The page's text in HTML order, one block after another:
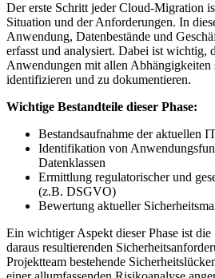
Der erste Schritt jeder Cloud-Migration
Situation und der Anforderungen. In
Anwendung, Datenbestände und
erfasst und analysiert. Dabei ist wichtig,
Anwendungen mit allen Abhängigkeiten
identifizieren und zu dokumentieren.
Wichtige Bestandteile dieser Phase:
Bestandsaufnahme der aktuellen
Identifikation von
Datenklassen
Ermittlung regulatorischer und
(z.B. DSGVO)
Bewertung aktueller
Ein wichtiger Aspekt dieser Phase ist die
daraus resultierenden
Projektteam bestehende